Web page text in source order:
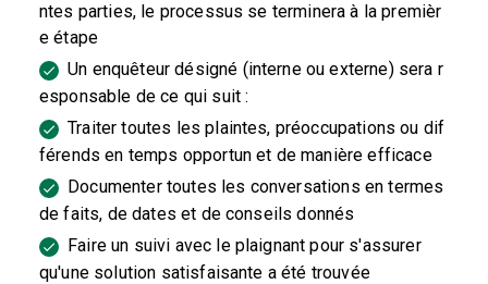
ntes parties, le processus se terminera à la premièr
e étape
Un enquêteur désigné (interne ou externe) sera r
esponsable de ce qui suit :
Traiter toutes les plaintes, préoccupations ou dif
férends en temps opportun et de manière efficace
Documenter toutes les conversations en termes
de faits, de dates et de conseils donnés
Faire un suivi avec le plaignant pour s'assurer
qu'une solution satisfaisante a été trouvée